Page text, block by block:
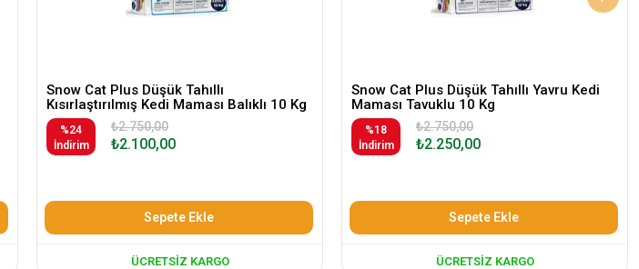
Snow Cat Plus Düşük Tahıllı
Kısırlaştırılmış Kedi Maması Balıklı 10 Kg
%24
İndirim
₺2.100,00
₺2.750,00
Sepete Ekle
ÜCRETSIZ KARGO
Snow Cat Plus Düşük Tahıllı Yavru Kedi
Maması Tavuklu 10 Kg
%18
İndirim
₺2.250,00
₺2.750,00
Sepete Ekle
ÜCRETSIZ KARGO